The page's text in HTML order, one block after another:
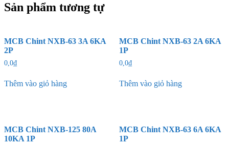
Sản phẩm tương tự
MCB Chint NXB-63 3A 6KA
2P
0,0₫
Thêm vào giỏ hàng
MCB Chint NXB-63 2A 6KA
1P
0,0₫
Thêm vào giỏ hàng
MCB Chint NXB-125 80A
10KA 1P
MCB Chint NXB-63 6A 6KA
1P